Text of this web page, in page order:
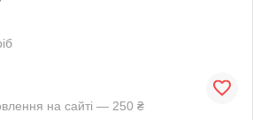
на сайті — 250 ₴